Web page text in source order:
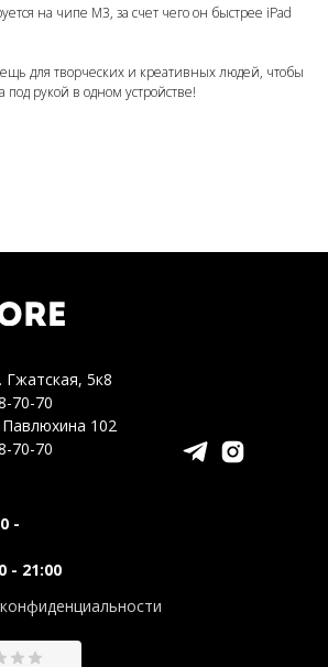
на чипе М3, за счет чего он быстрее iPad
для творческих и креативных людей, чтобы
под рукой в одном устройстве!
Гжатская, 5к8
70-70
Павлюхина 102
70-70
-
- 21:00